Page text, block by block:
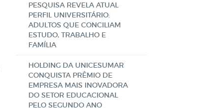
PESQUISA REVELA ATUAL
PERFIL UNIVERSITÁRIO:
ADULTOS QUE CONCILIAM
ESTUDO, TRABALHO E
FAMÍLIA
HOLDING DA UNICESUMAR
CONQUISTA PRÊMIO DE
EMPRESA MAIS INOVADORA
DO SETOR EDUCACIONAL
PELO SEGUNDO ANO